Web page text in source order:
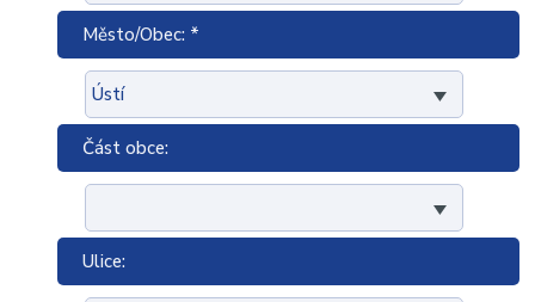
Město/Obec: *
Část obce:
Ulice: